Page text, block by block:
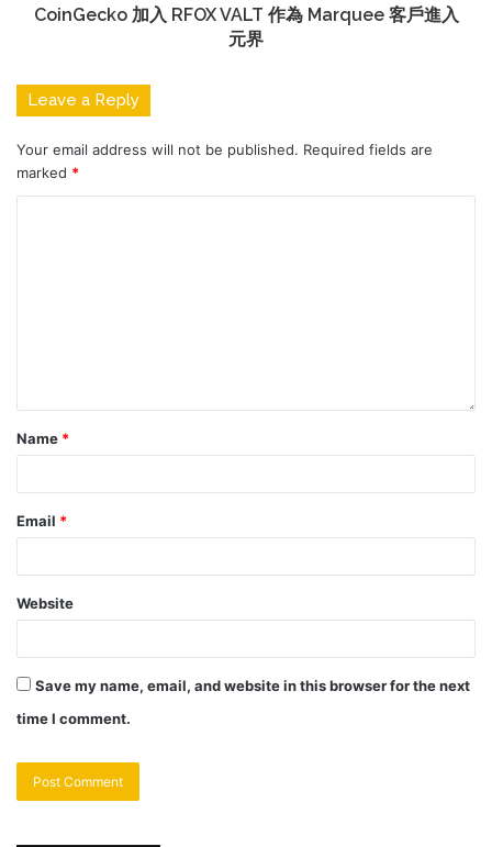
CoinGecko 加入 RFOX VALT 作為 Marquee 客戶進入
元界
Leave a Reply
Your email address will not be published. Required fields are
marked *
Name *
Email *
Website
Save my name, email, and website in this browser for the next
time I comment.